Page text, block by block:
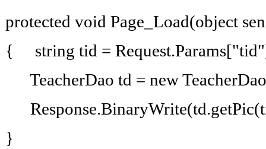
protected void
{ string tid =
TeacherDao td = new
}